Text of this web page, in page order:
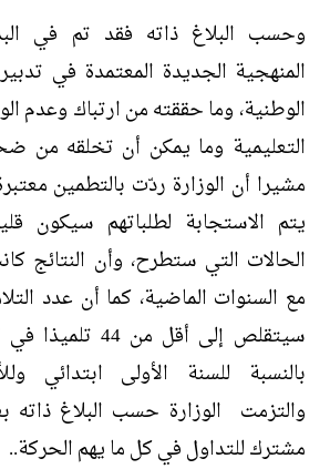
وحسب البلاغ ذاته فقد تم في
المنهجية الجديدة المعتمدة في تدبير
الوطنية، وما حققته من ارتباك وعدم
التعليمية وما يمكن أن تخلقه من
مشيرا أن الوزارة ردّت بالتطمين
يتم الاستجابة لطلباتهم سيكون
الحالات التي ستطرح، وأن النتائج
مع السنوات الماضية، كما أن عدد
بالنسبة للسنة الأولى ابتدائي
والتزمت الوزارة حسب البلاغ ذاته
مشترك للتداول في كل ما يهم الحركة..